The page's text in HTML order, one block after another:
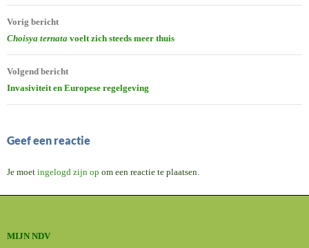
Bericht
navigatie
Vorig bericht
Choisya ternata voelt zich steeds meer thuis
Volgend bericht
Invasiviteit en Europese regelgeving
Geef een reactie
Je moet ingelogd zijn op om een reactie te plaatsen.
MIJN NDV